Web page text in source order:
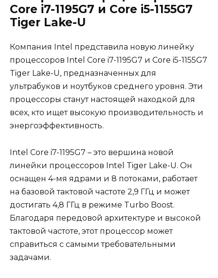
Core i7-1195G7 и Core i5-1155G7
Tiger Lake-U
Компания Intel представила новую линейку
процессоров Intel Core i7-1195G7 и Core i5-1155G7
Tiger Lake-U, предназначенных для
ультрабуков и ноутбуков среднего уровня. Эти
процессоры станут настоящей находкой для
всех, кто ищет высокую производительность и
энергоэффективность.
Intel Core i7-1195G7 – это вершина новой
линейки процессоров Intel Tiger Lake-U. Он
оснащен 4-мя ядрами и 8 потоками, работает
на базовой тактовой частоте 2,9 ГГц и может
достигать 4,8 ГГц в режиме Turbo Boost.
Благодаря передовой архитектуре и высокой
тактовой частоте, этот процессор может
справиться с самыми требовательными
задачами.